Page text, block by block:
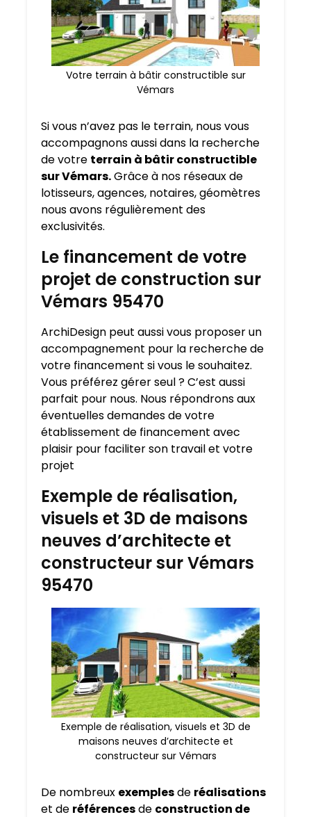
Votre terrain à bâtir constructible sur
Vémars
Si vous n’avez pas le terrain, nous vous
accompagnons aussi dans la recherche
de votre terrain à bâtir constructible
sur Vémars.Grâce à nos réseaux de
lotisseurs, agences, notaires, géomètres
nous avons régulièrement des
exclusivités.
Le financement de votre
projet de construction sur
Vémars 95470
ArchiDesign peut aussi vous proposer un
accompagnement pour la recherche de
votre financement si vous le souhaitez.
Vous préférez gérer seul ? C’est aussi
parfait pour nous. Nous répondrons aux
éventuelles demandes de votre
établissement de financement avec
plaisir pour faciliter son travail et votre
projet
Exemple de réalisation,
visuels et 3D de maisons
neuves d’architecte et
constructeur sur Vémars
95470
Exemple de réalisation, visuels et 3D de
maisons neuves d’architecte et
constructeur sur Vémars
De nombreux exemplesde réalisations
et de référencesde construction de